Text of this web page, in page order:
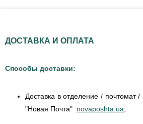
ДОСТАВКА И ОПЛАТА
Способы доставки:
Доставка в отделение / почтомат
"Новая Почта" novaposhta.ua;